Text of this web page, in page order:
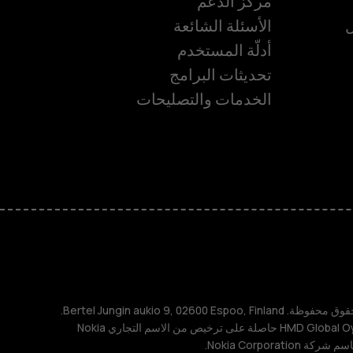
الأسئلة الشائعة
أدلّة المستخدم
تحديثات البرامج
الخدمات والتصليحات
TM و © 2026 HMD Global. جميع الحقوق محفوظة. Bertel Jungin aukio 9, 02600 Espoo, Finland.
مُعرِّف الشركة: 2724044-2. شركة HMD Global Oy حاصلة على ترخيص من الاسم التجاري Nokia